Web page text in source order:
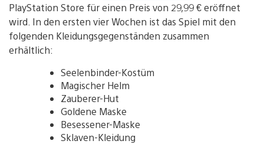
PlayStation Store für einen Preis von 29,99 € eröffnet
wird. In den ersten vier Wochen ist das Spiel mit den
folgenden Kleidungsgegenständen zusammen
erhältlich:
Seelenbinder-Kostüm
Magischer Helm
Zauberer-Hut
Goldene Maske
Besessener-Maske
Sklaven-Kleidung